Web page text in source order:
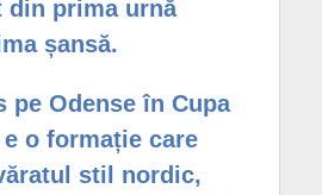
din prima urnă
șansă.
pe Odense în Cupa
o formație care
stil nordic,